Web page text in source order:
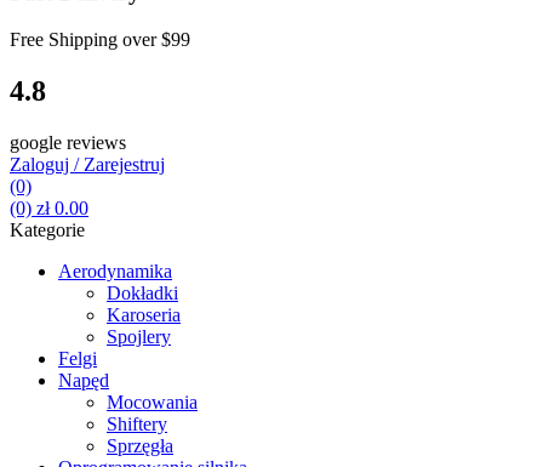
Free Shipping over$99
4.8
google reviews
Zaloguj / Zarejestruj
(0)
(0) zł0.00
Kategorie
Aerodynamika
Dokładki
Karoseria
Spojlery
Felgi
Napęd
Mocowania
Shiftery
Sprzęgła